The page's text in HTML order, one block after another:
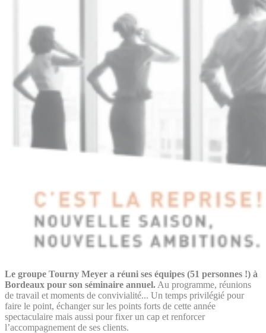
Le groupe Tourny Meyer a réuni ses équipes (51 personnes !) à
Bordeaux pour son séminaire annuel. Au programme, réunions
de travail et moments de convivialité... Un temps privilégié pour
faire le point, échanger sur les points forts de cette année
spectaculaire mais aussi pour fixer un cap et renforcer
l’accompagnement de ses clients.